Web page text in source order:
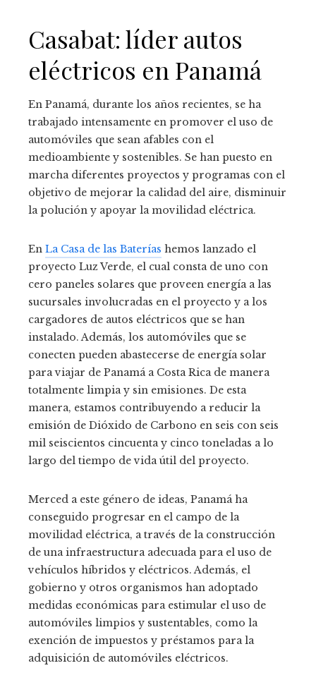
Casabat: líder autos
eléctricos en Panamá
En Panamá, durante los años recientes, se ha
trabajado intensamente en promover el uso de
automóviles que sean afables con el
medioambiente y sostenibles. Se han puesto en
marcha diferentes proyectos y programas con el
objetivo de mejorar la calidad del aire, disminuir
la polución y apoyar la movilidad eléctrica.
En La Casa de las Baterías hemos lanzado el
proyecto Luz Verde, el cual consta de uno con
cero paneles solares que proveen energía a las
sucursales involucradas en el proyecto y a los
cargadores de autos eléctricos que se han
instalado. Además, los automóviles que se
conecten pueden abastecerse de energía solar
para viajar de Panamá a Costa Rica de manera
totalmente limpia y sin emisiones. De esta
manera, estamos contribuyendo a reducir la
emisión de Dióxido de Carbono en seis con seis
mil seiscientos cincuenta y cinco toneladas a lo
largo del tiempo de vida útil del proyecto.
Merced a este género de ideas, Panamá ha
conseguido progresar en el campo de la
movilidad eléctrica, a través de la construcción
de una infraestructura adecuada para el uso de
vehículos híbridos y eléctricos. Además, el
gobierno y otros organismos han adoptado
medidas económicas para estimular el uso de
automóviles limpios y sustentables, como la
exención de impuestos y préstamos para la
adquisición de automóviles eléctricos.